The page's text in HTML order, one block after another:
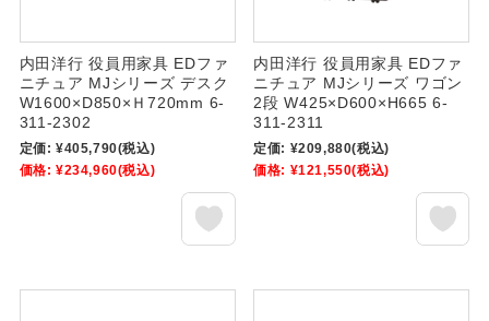
内田洋行 役員用家具 EDファ
ニチュア MJシリーズ デスク
W1600×D850×Ｈ720mm 6-
311-2302
定価: ¥405,790(税込)
価格: ¥234,960(税込)
内田洋行 役員用家具 EDファ
ニチュア MJシリーズ ワゴン
2段 W425×D600×H665 6-
311-2311
定価: ¥209,880(税込)
価格: ¥121,550(税込)